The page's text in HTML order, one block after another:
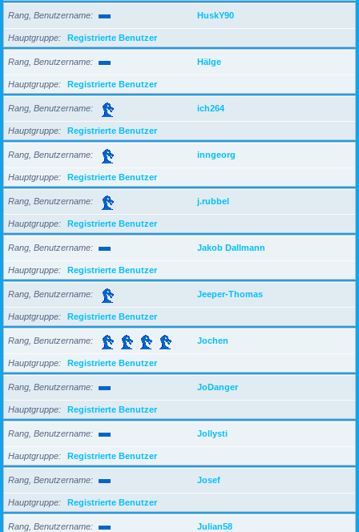
Rang, Benutzername HuskY90
Hauptgruppe Registrierte Benutzer
Rang, Benutzername Hälge
Hauptgruppe Registrierte Benutzer
Rang, Benutzername ich264
Hauptgruppe Registrierte Benutzer
Rang, Benutzername inngeorg
Hauptgruppe Registrierte Benutzer
Rang, Benutzername j.rubbel
Hauptgruppe Registrierte Benutzer
Rang, Benutzername Jakob Dallmann
Hauptgruppe Registrierte Benutzer
Rang, Benutzername Jeeper-Thomas
Hauptgruppe Registrierte Benutzer
Rang, Benutzername Jochen
Hauptgruppe Registrierte Benutzer
Rang, Benutzername JoDanger
Hauptgruppe Registrierte Benutzer
Rang, Benutzername Jollysti
Hauptgruppe Registrierte Benutzer
Rang, Benutzername Josef
Hauptgruppe Registrierte Benutzer
Rang, Benutzername Julian58